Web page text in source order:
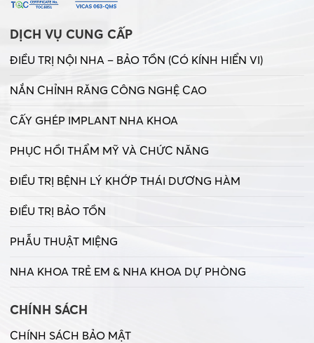
DỊCH VỤ CUNG CẤP
ĐIỀU TRỊ NỘI NHA – BẢO TỒN (CÓ KÍNH HIỂN VI)
NẮN CHỈNH RĂNG CÔNG NGHỆ CAO
CẤY GHÉP IMPLANT NHA KHOA
PHỤC HỒI THẨM MỸ VÀ CHỨC NĂNG
ĐIỀU TRỊ BỆNH LÝ KHỚP THÁI DƯƠNG HÀM
ĐIỀU TRỊ BẢO TỒN
PHẪU THUẬT MIỆNG
NHA KHOA TRẺ EM & NHA KHOA DỰ PHÒNG
CHÍNH SÁCH
CHÍNH SÁCH BẢO MẬT